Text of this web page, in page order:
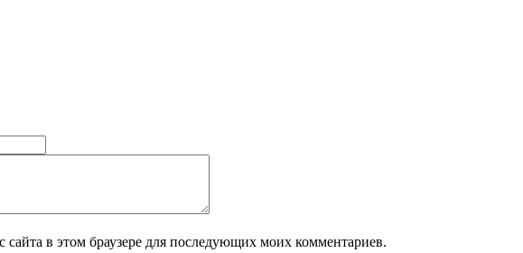
сайта в этом браузере для последующих моих комментариев.